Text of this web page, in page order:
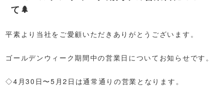
て🌲
平素より当社をご愛顧いただきありがとうございます。
ゴールデンウィーク期間中の営業日についてお知らせです。
◇4月30日〜5月2日は通常通りの営業となります。